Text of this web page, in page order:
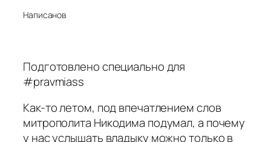
Написанов
Подготовлено специально для
#pravmiass
Как-то летом, под впечатлением слов
митрополита Никодима подумал, а почему
у нас услышать владыку можно только в